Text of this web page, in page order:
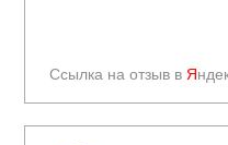
Ссылка на отзыв в Я